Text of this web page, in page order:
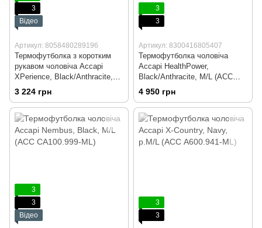
3
Відео
Артикул: 8058480289196
Термофутболка з коротким
рукавом чоловіча Accapi
XPerience, Black/Anthracite,
M/L (ACC ACC XА800.9966-
3 224 грн
3
3
Артикул: 8300416805407
Термофутболка чоловіча
Accapi HealthPower,
Black/Anthracite, M/L (ACC
NA400.906-ML)
4 950 грн
3
3
Відео
3
3